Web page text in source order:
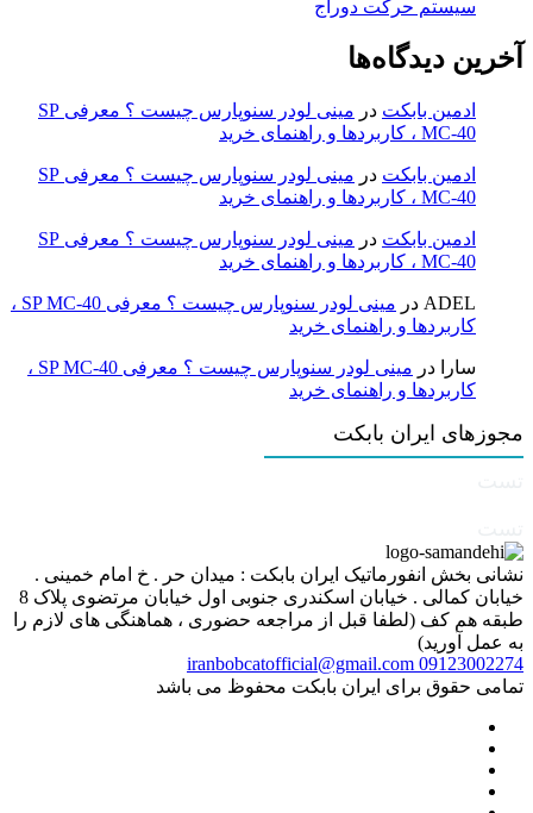
سیستم حرکت دوراج
آخرین دیدگاه‌ها
ادمین بابکت در
مینی لودر سنوپارس چیست ؟ معرفی SP
MC-40 ، کاربردها و راهنمای خرید
ادمین بابکت در
مینی لودر سنوپارس چیست ؟ معرفی SP
MC-40 ، کاربردها و راهنمای خرید
ادمین بابکت در
مینی لودر سنوپارس چیست ؟ معرفی SP
MC-40 ، کاربردها و راهنمای خرید
ADEL در
مینی لودر سنوپارس چیست ؟ معرفی SP MC-40 ،
کاربردها و راهنمای خرید
سارا در
مینی لودر سنوپارس چیست ؟ معرفی SP MC-40 ،
کاربردها و راهنمای خرید
مجوزهای ایران بابکت
نشانی بخش انفورماتیک ایران بابکت : میدان حر . خ امام خمینی .
خیابان کمالی . خیابان اسکندری جنوبی اول خیابان مرتضوی پلاک 8
طبقه هم کف (لطفا قبل از مراجعه حضوری ، هماهنگی های لازم را
به عمل آورید)
09123002274
iranbobcatofficial@gmail.com
تمامی حقوق برای ایران بابکت محفوظ می باشد